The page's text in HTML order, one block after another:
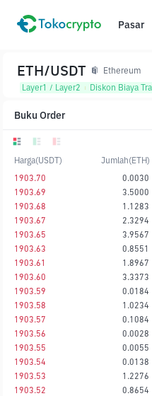
Pasar
Buku Order
Harga(USDT)
Jumlah(ETH)
1903.70
0.0030
1903.69
3.5000
1903.68
1.1283
1903.67
2.3294
1903.65
3.9567
1903.63
0.8551
1903.61
1.8967
1903.60
3.3373
1903.59
0.0184
1903.58
1.0234
1903.57
0.1084
1903.56
0.0028
1903.55
0.0055
1903.54
0.0138
1903.53
1.2276
1903.52
0.8654
ETH/USDT
Ethereum
Layer1 / Layer2 ᱾